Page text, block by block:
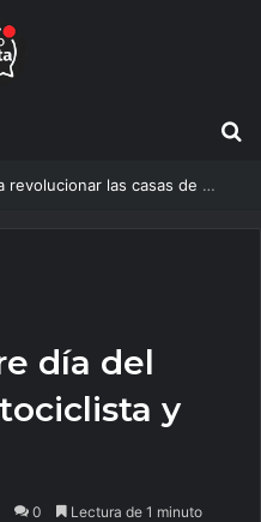
Un estudio de la UNSa busca revolucionar las casas de adobe y hacerlas más seguras
día del
y
0 Lectura de 1 minuto